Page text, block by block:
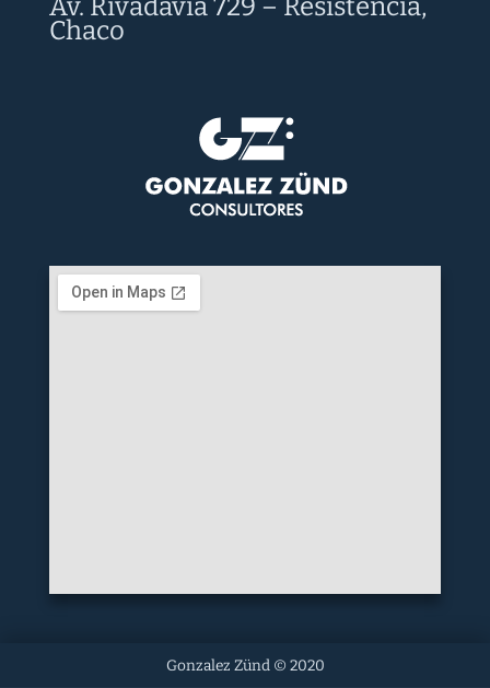
Av. Rivadavia 729 – Resistencia,
Chaco
Gonzalez Zünd © 2020